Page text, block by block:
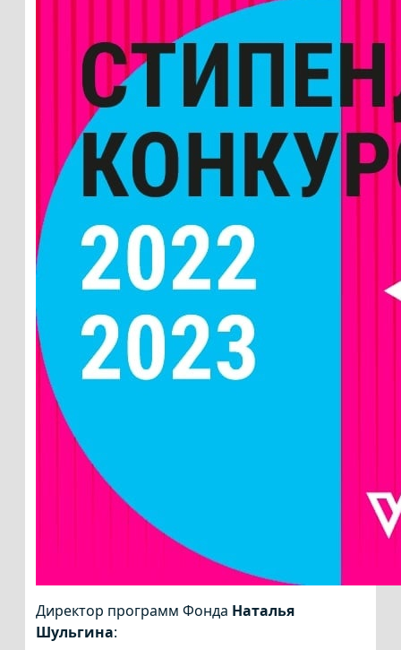
Директор программ Фонда Наталья
Шульгина: